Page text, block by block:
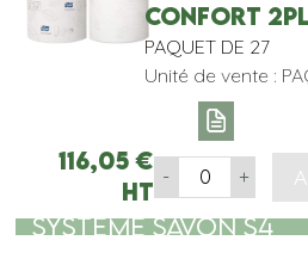
CONFORT
PAQUET DE 27
Unité de vente :
116,05€
HT
- +
SYSTEME SAVON S4